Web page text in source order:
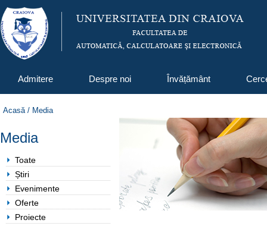
Admitere Despre noi Învățământ
Acasă/ Media
Media
Toate
Știri
Evenimente
Oferte
Proiecte